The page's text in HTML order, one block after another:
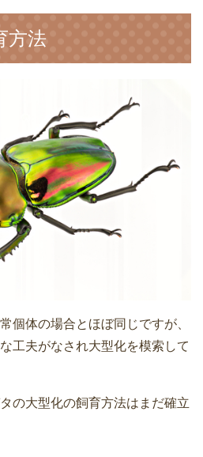
方法
個体の場合とほぼ同じですが、
工夫がなされ大型化を模索して
の大型化の飼育方法はまだ確立